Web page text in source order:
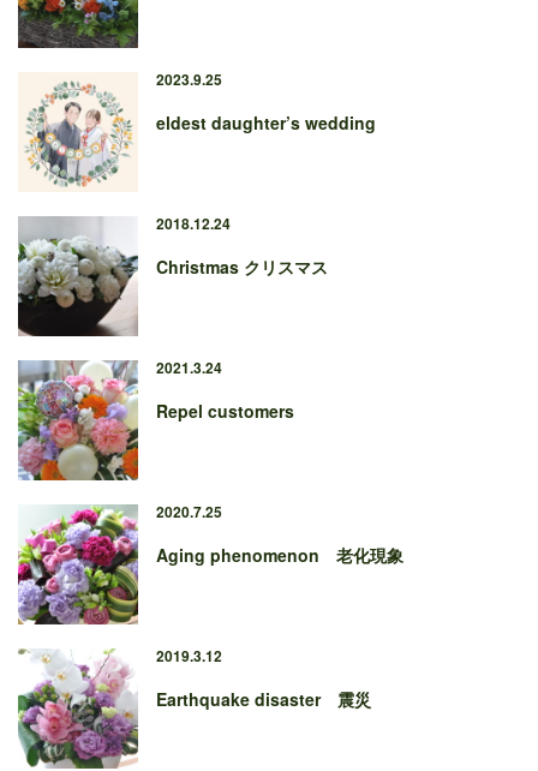
2023.9.25
eldest daughter’s wedding
2018.12.24
Christmas クリスマス
2021.3.24
Repel customers
2020.7.25
Aging phenomenon 老化現象
2019.3.12
Earthquake disaster 震災